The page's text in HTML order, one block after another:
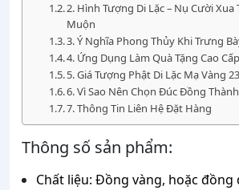
2. Hình Tượng Di Lặc – Nụ Cười Xua
Muộn
3. Ý Nghĩa Phong Thủy Khi Trưng
4. Ứng Dụng Làm Quà Tặng Cao Cấp
5. Giá Tượng Phật Di Lặc Mạ Vàng
6. Vì Sao Nên Chọn Đúc Đồng
7. Thông Tin Liên Hệ Đặt Hàng
Thông số sản phẩm:
Chất liệu: Đồng vàng, hoặc